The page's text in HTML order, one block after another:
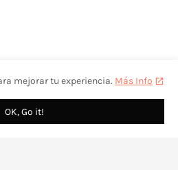
mejorar tu experiencia. Más Info
OK, Go it!